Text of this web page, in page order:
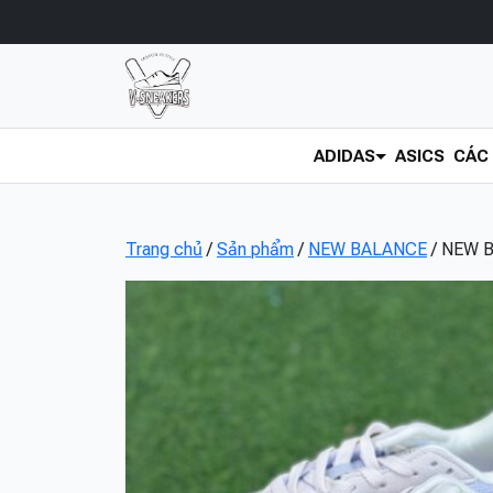
ADIDAS ASICS CÁC
Trang chủ /Sản phẩm/ NEW BALANCE/ NEW